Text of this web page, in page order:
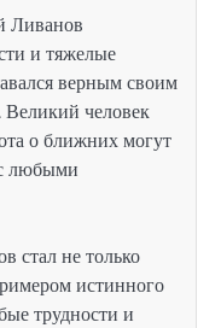
Ливанов
и тяжелые
верным своим
человек
о ближних могут
любыми
стал не только
истинного
трудности и